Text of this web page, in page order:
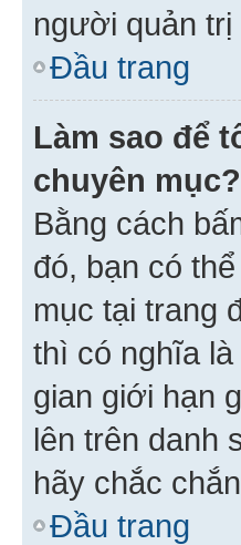
người quản trị
Đầu trang
Làm sao để
chuyên mục?
Bằng cách
đó, bạn có
mục tại trang
thì có nghĩa
gian giới hạn
lên trên danh
hãy chắc
Đầu trang